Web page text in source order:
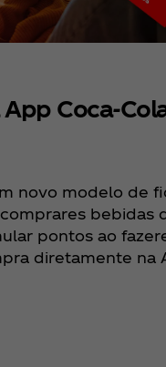
novo modelo de
bebidas
pontos ao
diretamente na